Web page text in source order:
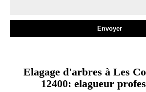
Elagage d'arbres à Les
12400: elagueur